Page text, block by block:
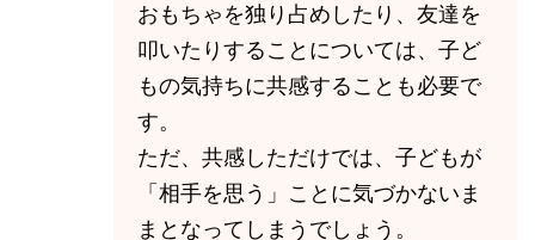
おもちゃを独り占めしたり、友達を
叩いたりすることについては、子ど
もの気持ちに共感することも必要で
す。
ただ、共感しただけでは、子どもが
「相手を思う」ことに気づかないま
まとなってしまうでしょう。